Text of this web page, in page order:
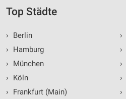
Top Städte
›
Berlin
›
Hamburg
›
München
›
Köln
›
Frankfurt (Main)
›
›
›
›
›